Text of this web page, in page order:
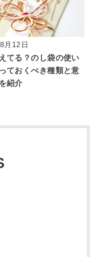
月12日
てる？のし袋の使い
ておくべき種類と意
紹介